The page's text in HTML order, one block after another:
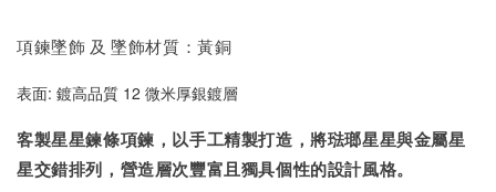
項鍊墜飾 及 墜飾材質：黃銅
表面: 鍍高品質 12 微米厚銀鍍層
客製星星鍊條項鍊，以手工精製打造，將琺瑯星星與金屬星
星交錯排列，營造層次豐富且獨具個性的設計風格。